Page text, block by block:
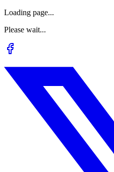
Loading page...
Please wait...